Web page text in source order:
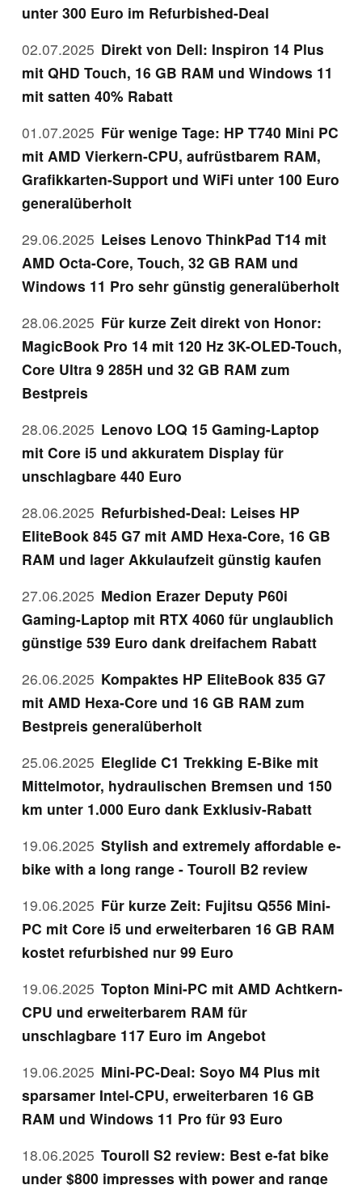
unter 300 Euro im Refurbished-Deal
02.07.2025 Direkt von Dell: Inspiron 14 Plus
mit QHD Touch, 16 GB RAM und Windows 11
mit satten 40% Rabatt
01.07.2025 Für wenige Tage: HP T740 Mini PC
mit AMD Vierkern-CPU, aufrüstbarem RAM,
Grafikkarten-Support und WiFi unter 100 Euro
generalüberholt
29.06.2025 Leises Lenovo ThinkPad T14 mit
AMD Octa-Core, Touch, 32 GB RAM und
Windows 11 Pro sehr günstig generalüberholt
28.06.2025 Für kurze Zeit direkt von Honor:
MagicBook Pro 14 mit 120 Hz 3K-OLED-Touch,
Core Ultra 9 285H und 32 GB RAM zum
Bestpreis
28.06.2025 Lenovo LOQ 15 Gaming-Laptop
mit Core i5 und akkuratem Display für
unschlagbare 440 Euro
28.06.2025 Refurbished-Deal: Leises HP
EliteBook 845 G7 mit AMD Hexa-Core, 16 GB
RAM und lager Akkulaufzeit günstig kaufen
27.06.2025 Medion Erazer Deputy P60i
Gaming-Laptop mit RTX 4060 für unglaublich
günstige 539 Euro dank dreifachem Rabatt
26.06.2025 Kompaktes HP EliteBook 835 G7
mit AMD Hexa-Core und 16 GB RAM zum
Bestpreis generalüberholt
25.06.2025 Eleglide C1 Trekking E-Bike mit
Mittelmotor, hydraulischen Bremsen und 150
km unter 1.000 Euro dank Exklusiv-Rabatt
19.06.2025 Stylish and extremely affordable e-
bike with a long range - Touroll B2 review
19.06.2025 Für kurze Zeit: Fujitsu Q556 Mini-
PC mit Core i5 und erweiterbaren 16 GB RAM
kostet refurbished nur 99 Euro
19.06.2025 Topton Mini-PC mit AMD Achtkern-
CPU und erweiterbarem RAM für
unschlagbare 117 Euro im Angebot
19.06.2025 Mini-PC-Deal: Soyo M4 Plus mit
sparsamer Intel-CPU, erweiterbaren 16 GB
RAM und Windows 11 Pro für 93 Euro
18.06.2025 Touroll S2 review: Best e-fat bike
under $800 impresses with power and range